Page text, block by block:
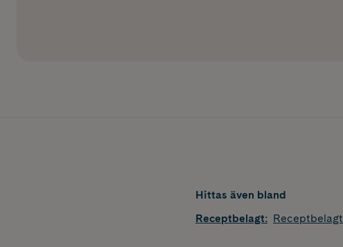
Hittas även bland
Receptbelagt: Receptbelagt